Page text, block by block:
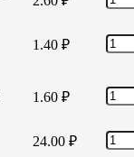
1.40 ₽
1.60 ₽
24.00 ₽